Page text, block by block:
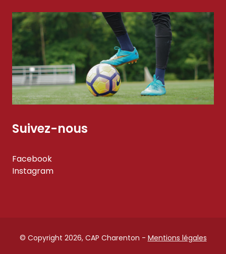
Suivez-nous
Facebook
Instagram
© Copyright 2026, CAP Charenton - Mentions légales